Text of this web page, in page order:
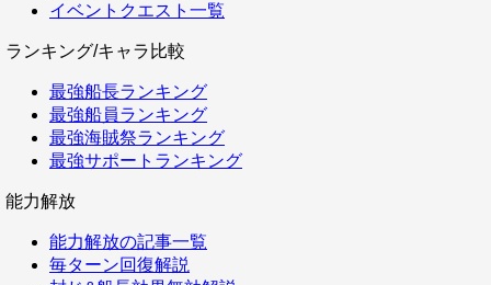
イベントクエスト一覧
ランキング/キャラ比較
最強船長ランキング
最強船員ランキング
最強海賊祭ランキング
最強サポートランキング
能力解放
能力解放の記事一覧
毎ターン回復解説